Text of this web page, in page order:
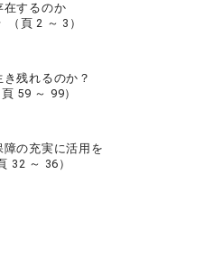
在するのか
頁 2 ～ 3）
残れるのか？
59 ～ 99）
の充実に活用を
32 ～ 36）